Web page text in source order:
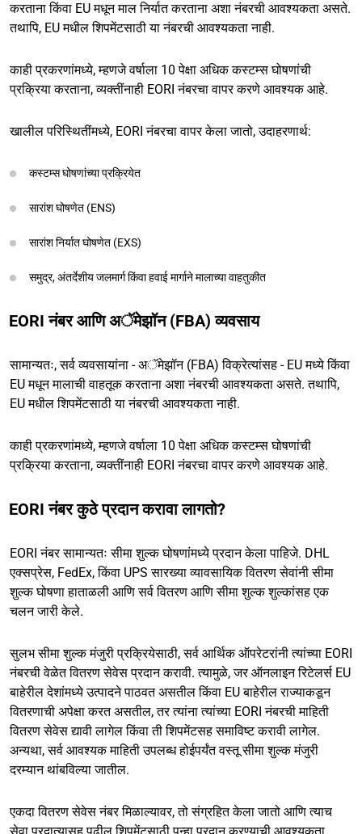
करताना किंवा EU मधून माल निर्यात करताना अशा नंबरची आवश्यकता असते.
तथापि, EU मधील शिपमेंटसाठी या नंबरची आवश्यकता नाही.
काही प्रकरणांमध्ये, म्हणजे वर्षाला 10 पेक्षा अधिक कस्टम्स घोषणांची
प्रक्रिया करताना, व्यक्तींनाही EORI नंबरचा वापर करणे आवश्यक आहे.
खालील परिस्थितींमध्ये, EORI नंबरचा वापर केला जातो, उदाहरणार्थ:
कस्टम्स घोषणांच्या प्रक्रियेत
सारांश घोषणेत (ENS)
सारांश निर्यात घोषणेत (EXS)
समुद्र, अंतर्देशीय जलमार्ग किंवा हवाई मार्गाने मालाच्या वाहतुकीत
EORI नंबर आणि अॅमेझॉन (FBA) व्यवसाय
सामान्यतः, सर्व व्यवसायांना - अॅमेझॉन (FBA) विक्रेत्यांसह - EU मध्ये किंवा
EU मधून मालाची वाहतूक करताना अशा नंबरची आवश्यकता असते. तथापि,
EU मधील शिपमेंटसाठी या नंबरची आवश्यकता नाही.
काही प्रकरणांमध्ये, म्हणजे वर्षाला 10 पेक्षा अधिक कस्टम्स घोषणांची
प्रक्रिया करताना, व्यक्तींनाही EORI नंबरचा वापर करणे आवश्यक आहे.
EORI नंबर कुठे प्रदान करावा लागतो?
EORI नंबर सामान्यतः सीमा शुल्क घोषणांमध्ये प्रदान केला पाहिजे. DHL
एक्सप्रेस, FedEx, किंवा UPS सारख्या व्यावसायिक वितरण सेवांनी सीमा
शुल्क घोषणा हाताळली आणि सर्व वितरण आणि सीमा शुल्क शुल्कांसह एक
चलन जारी केले.
सुलभ सीमा शुल्क मंजुरी प्रक्रियेसाठी, सर्व आर्थिक ऑपरेटरांनी त्यांच्या EORI
नंबरची वेळेत वितरण सेवेस प्रदान करावी. त्यामुळे, जर ऑनलाइन रिटेलर्स EU
बाहेरील देशांमध्ये उत्पादने पाठवत असतील किंवा EU बाहेरील राज्याकडून
वितरणाची अपेक्षा करत असतील, तर त्यांना त्यांच्या EORI नंबरची माहिती
वितरण सेवेस द्यावी लागेल किंवा ती शिपमेंटसह समाविष्ट करावी लागेल.
अन्यथा, सर्व आवश्यक माहिती उपलब्ध होईपर्यंत वस्तू सीमा शुल्क मंजुरी
दरम्यान थांबविल्या जातील.
एकदा वितरण सेवेस नंबर मिळाल्यावर, तो संग्रहित केला जातो आणि त्याच